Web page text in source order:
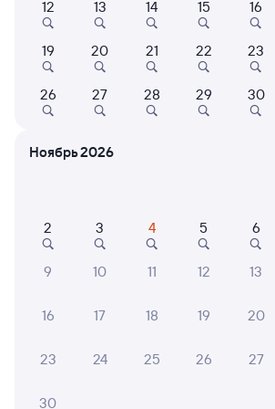
Выберите дату
Найдём билет на поезд за вас
Отзывы пассажиров Туту
Мы отображаем актуальные отзывы
2 Роман И.
Невозможное духота всю ночь
12 13 14 15 16
19 20 21 22 23
26 27 28 29 30
Ноябрь 2026
2 3 4 5 6
9 10 11 12 13
16 17 18 19 20
23 24 25 26 27
30